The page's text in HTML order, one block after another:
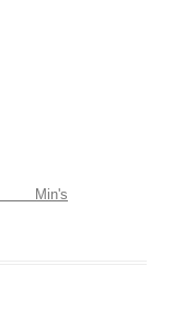
Min's